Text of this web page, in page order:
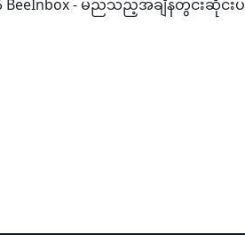
BeeInbox - မည်သည့်အချိန်တွင်းဆိုင်းပါ